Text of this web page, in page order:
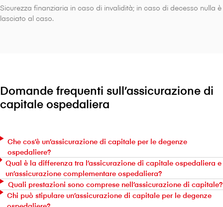
Sicurezza finanziaria in caso di invalidità; in caso di decesso nulla è
lasciato al caso.
Domande frequenti sull’assicurazione di
capitale ospedaliera
Che cos’è un’assicurazione di capitale per le degenze
ospedaliere?
Qual è la differenza tra l’assicurazione di capitale ospedaliera e
un’assicurazione complementare ospedaliera?
Quali prestazioni sono comprese nell’assicurazione di capitale?
Chi può stipulare un’assicurazione di capitale per le degenze